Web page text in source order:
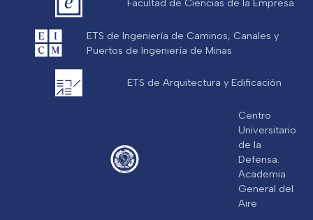
Facultad de Ciencias de la Empresa
ETS de Ingeniería de Caminos, Canales y
Puertos de Ingeniería de Minas
ETS de Arquitectura y Edificación
Centro
Universitario
de la
Defensa.
Academia
General del
Aire